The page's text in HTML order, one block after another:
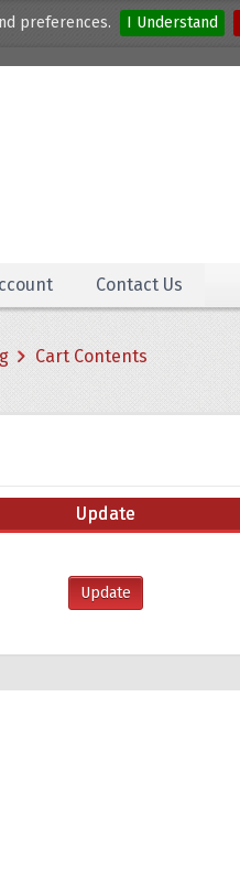
preferences. I Understand
Contact Us
Cart Contents
Update
Update